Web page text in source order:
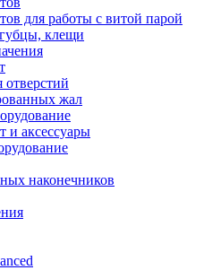
для работы с витой парой
клещи
отверстий
жал
и аксессуары
наконечников